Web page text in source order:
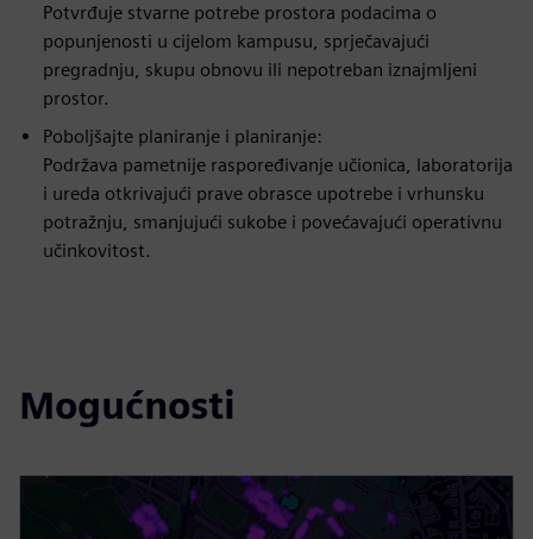
Potvrđuje stvarne potrebe prostora podacima o
popunjenosti u cijelom kampusu, sprječavajući
pregradnju, skupu obnovu ili nepotreban iznajmljeni
prostor.
Poboljšajte planiranje i planiranje:
Podržava pametnije raspoređivanje učionica, laboratorija
i ureda otkrivajući prave obrasce upotrebe i vrhunsku
potražnju, smanjujući sukobe i povećavajući operativnu
učinkovitost.
Mogućnosti